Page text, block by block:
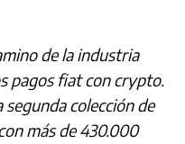
de la industria
pagos fiat con crypto.
segunda colección de
más de 430.000